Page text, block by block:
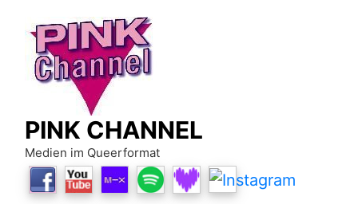
content
PINK CHANNEL
Medien im Queerformat